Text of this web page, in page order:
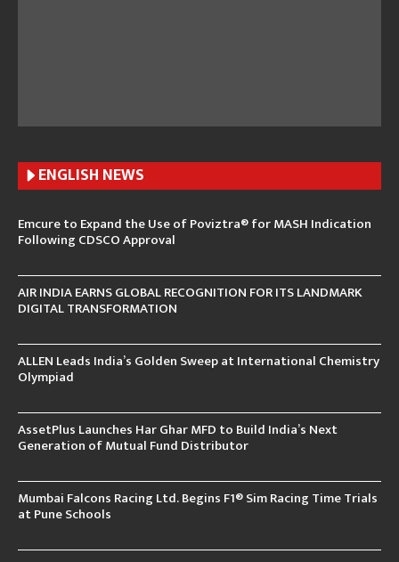
ENGLISH NEWS
Emcure to Expand the Use of Poviztra® for MASH Indication
Following CDSCO Approval
AIR INDIA EARNS GLOBAL RECOGNITION FOR ITS LANDMARK
DIGITAL TRANSFORMATION
ALLEN Leads India’s Golden Sweep at International Chemistry
Olympiad
AssetPlus Launches Har Ghar MFD to Build India’s Next
Generation of Mutual Fund Distributor
Mumbai Falcons Racing Ltd. Begins F1® Sim Racing Time Trials
at Pune Schools